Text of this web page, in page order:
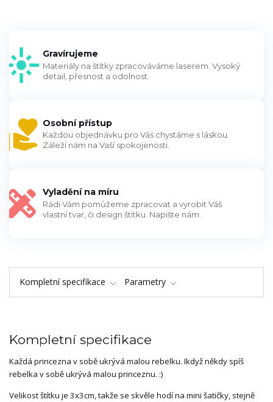
Gravírujeme
Materiály na štítky zpracováváme laserem. Vysoký
detail, přesnost a odolnost.
Osobní přístup
Každou objednávku pro Vás chystáme s láskou.
Záleží nám na Vaší spokojenosti.
Vyladění na míru
Rádi Vám pomůžeme zpracovat a vyrobit Váš
vlastní tvar, či design štítku. Napište nám.
Kompletní specifikace Parametry
Kompletní specifikace
Každá princezna v sobě ukrývá malou rebelku. Ikdyž někdy spíš
rebelka v sobě ukrývá malou princeznu. :)
Velikost štítku je 3x3cm, takže se skvěle hodí na mini šatičky, stejně